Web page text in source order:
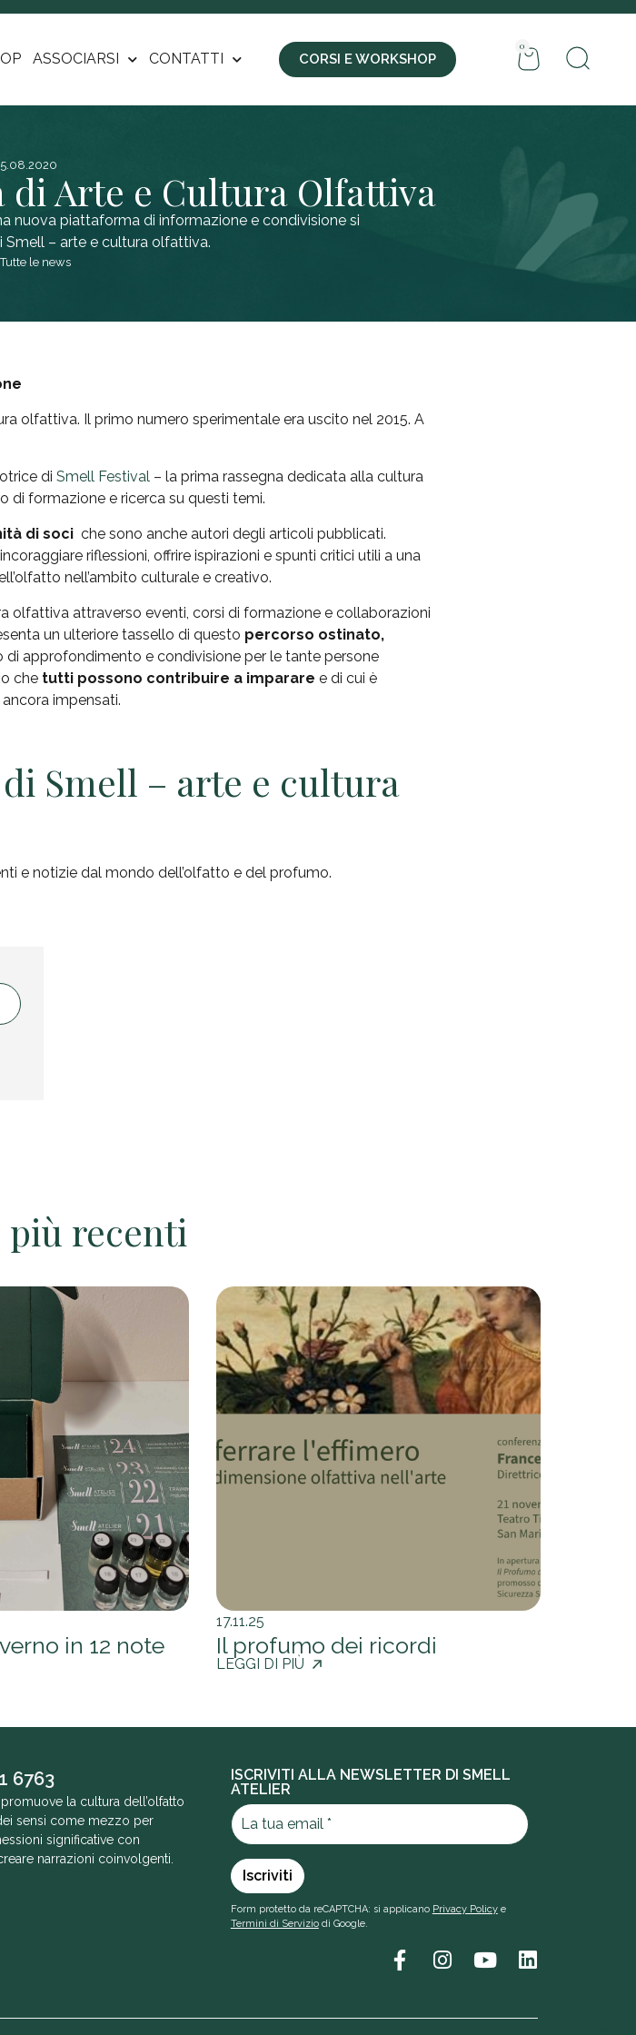
ASSOCIARSI CONTATTI CORSI E WORKSHOP
0
di Arte e Cultura Olfattiva
nuova piattaforma di informazione e condivisione si
Smell – arte e cultura olfattiva.
Tutte le news
olfattiva. Il primo numero sperimentale era uscito nel 2015. A
di Smell Festival – la prima rassegna dedicata alla cultura
di formazione e ricerca su questi temi.
di soci che sono anche autori degli articoli pubblicati.
riflessioni, offrire ispirazioni e spunti critici utili a una
nell’ambito culturale e creativo.
olfattiva attraverso eventi, corsi di formazione e collaborazioni
un ulteriore tassello di questo percorso ostinato,
di approfondimento e condivisione per le tante persone
che tutti possono contribuire a imparare e di cui è
impensati.
Smell – arte e cultura
e notizie dal mondo dell’olfatto e del profumo.
più recenti
in 12 note
17.11.25
Il profumo dei ricordi
LEGGI DI PIÙ
6763
la cultura dell’olfatto
sensi come mezzo per
significative con
narrazioni coinvolgenti.
ISCRIVITI ALLA NEWSLETTER DI SMELL
ATELIER
Form protetto da reCAPTCHA: si applicano Privacy Policye
Termini di Serviziodi Google.